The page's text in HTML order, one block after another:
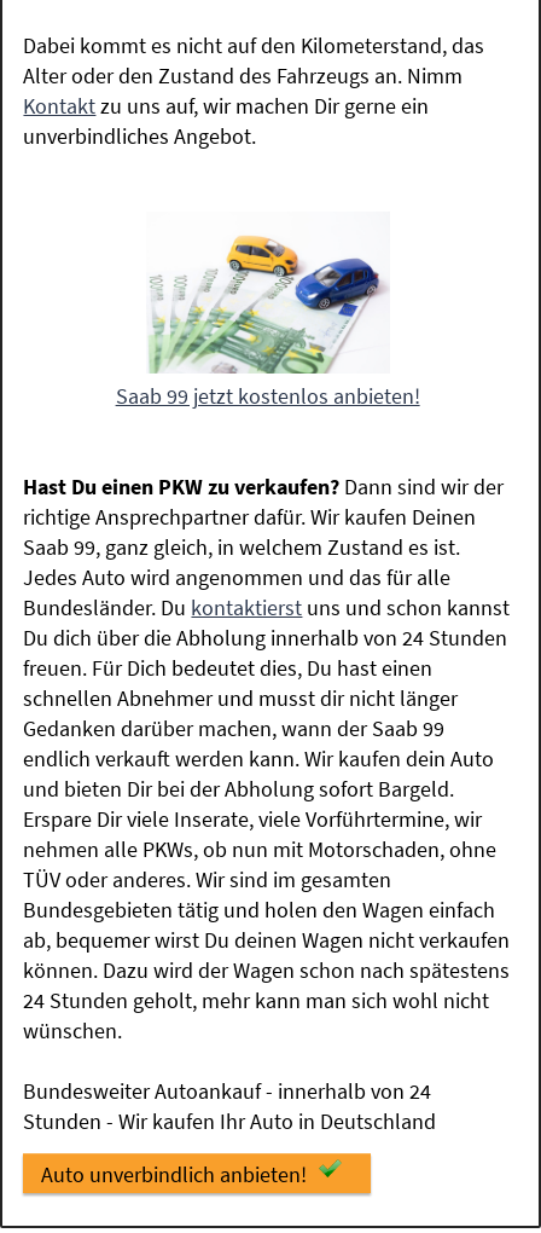
Dabei kommt es nicht auf den Kilometerstand, das
Alter oder den Zustand des Fahrzeugs an. Nimm
Kontaktzu uns auf, wir machen Dir gerne ein
unverbindliches Angebot.
Saab 99 jetzt kostenlos anbieten!
Hast Du einen PKW zu verkaufen? Dann sind wir der
richtige Ansprechpartner dafür. Wir kaufen Deinen
Saab 99, ganz gleich, in welchem Zustand es ist.
Jedes Auto wird angenommen und das für alle
Bundesländer. Du kontaktierst uns und schon kannst
Du dich über die Abholung innerhalb von 24 Stunden
freuen. Für Dich bedeutet dies, Du hast einen
schnellen Abnehmer und musst dir nicht länger
Gedanken darüber machen, wann der Saab 99
endlich verkauft werden kann. Wir kaufen dein Auto
und bieten Dir bei der Abholung sofort Bargeld.
Erspare Dir viele Inserate, viele Vorführtermine, wir
nehmen alle PKWs, ob nun mit Motorschaden, ohne
TÜV oder anderes. Wir sind im gesamten
Bundesgebieten tätig und holen den Wagen einfach
ab, bequemer wirst Du deinen Wagen nicht verkaufen
können. Dazu wird der Wagen schon nach spätestens
24 Stunden geholt, mehr kann man sich wohl nicht
wünschen.
Bundesweiter Autoankauf - innerhalb von 24
Stunden - Wir kaufen Ihr Auto in Deutschland
Auto unverbindlich anbieten!